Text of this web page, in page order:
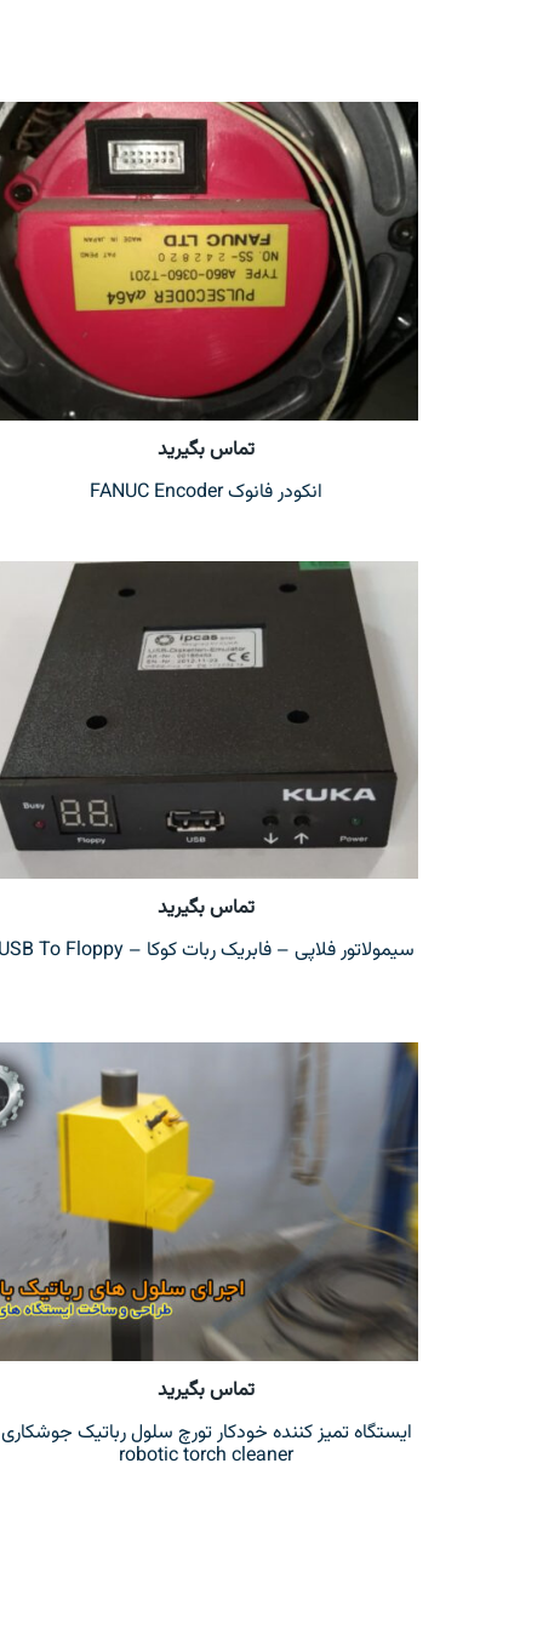
تماس بگیرید
انکودر فانوک FANUC Encoder
تماس بگیرید
سیمولاتور فلاپی – فابریک ربات کوکا – USB To Floppy
تماس بگیرید
ایستگاه تمیز کننده خودکار تورچ سلول رباتیک جوشکاری
robotic torch cleaner